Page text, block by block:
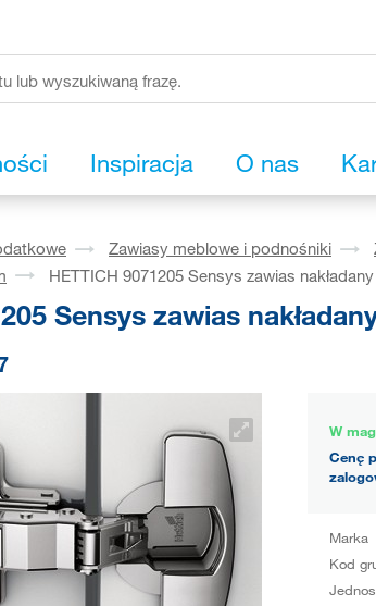
Inspiracja O nas
Zawiasy meblowe i podnośniki
HETTICH 9071205 Sensys zawias
Sensys zawias
W
Cenę
Marka
Kod